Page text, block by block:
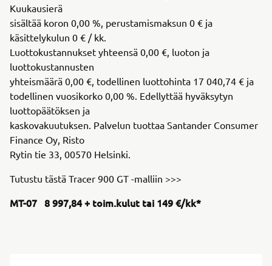
Kuukausierä
sisältää koron 0,00 %, perustamismaksun 0 € ja
käsittelykulun 0 € / kk.
Luottokustannukset yhteensä 0,00 €, luoton ja
luottokustannusten
yhteismäärä 0,00 €, todellinen luottohinta 17 040,74 € ja
todellinen vuosikorko 0,00 %. Edellyttää hyväksytyn
luottopäätöksen ja
kaskovakuutuksen. Palvelun tuottaa Santander Consumer
Finance Oy, Risto
Rytin tie 33, 00570 Helsinki.
Tutustu tästä Tracer 900 GT -malliin >>>
MT-07 8 997,84 + toim.kulut tai 149 €/kk*